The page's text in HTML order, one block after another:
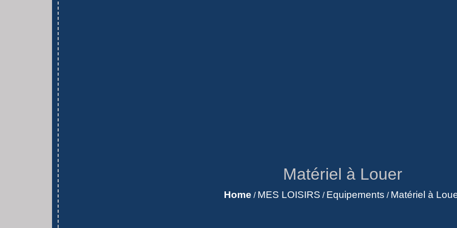
Matériel à Louer
Home / MES LOISIRS / Equipements / Matériel à